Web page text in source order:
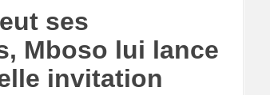
ses
Mboso lui lance
invitation